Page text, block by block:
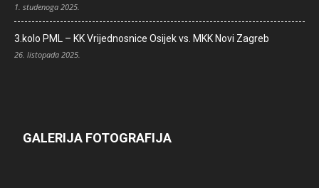
1. studenoga 2025.
3.kolo PML – KK Vrijednosnice Osijek vs. MKK Novi Zagreb
26. listopada 2025.
GALERIJA FOTOGRAFIJA